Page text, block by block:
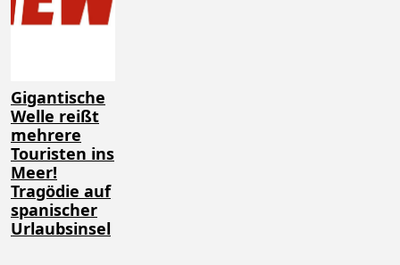
Gigantische
Welle reißt
mehrere
Touristen ins
Meer!
Tragödie auf
spanischer
Urlaubsinsel